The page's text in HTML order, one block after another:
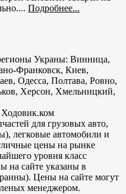
Подробнее...
Украны: Винница,
Франковск, Киев,
Одесса, Полтава, Ровно,
Херсон, Хмельницкий,
Ходовик.ком
для грузовых авто,
легковые автомобили и
цены на рынке
уровня класс
на сайте указаны в
Цены на сайте могут
менеджером.